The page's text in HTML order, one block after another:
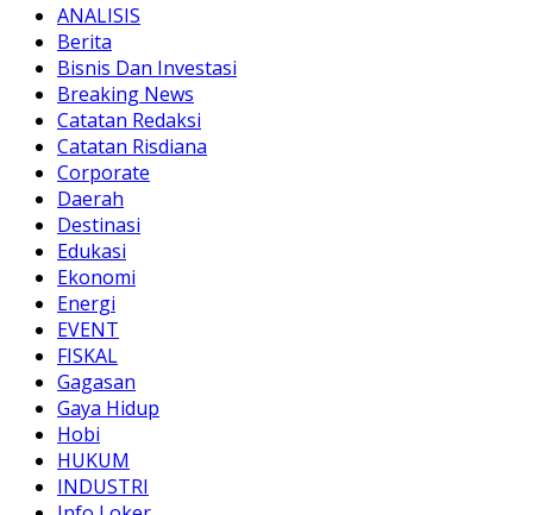
ANALISIS
Berita
Bisnis Dan Investasi
Breaking News
Catatan Redaksi
Catatan Risdiana
Corporate
Daerah
Destinasi
Edukasi
Ekonomi
Energi
EVENT
FISKAL
Gagasan
Gaya Hidup
Hobi
HUKUM
INDUSTRI